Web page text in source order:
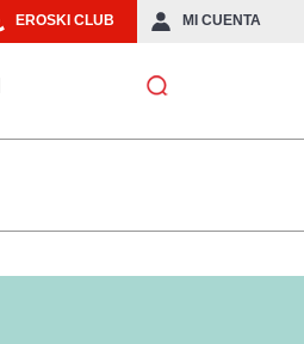
EROSKI CLUB MI CUENTA